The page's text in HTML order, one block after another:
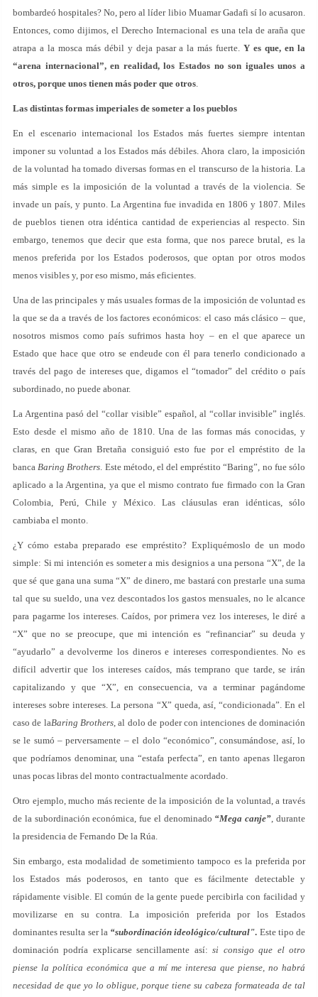
bombardeó hospitales? No, pero al líder libio Muamar Gadafi sí lo acusaron.
Entonces, como dijimos, el Derecho Internacional es una tela de araña que
atrapa a la mosca más débil y deja pasar a la más fuerte.Y es que, en la
“arena internacional”, en realidad, los Estados no son iguales unos a
otros, porque unos tienen más poder que otros.
Las distintas formas imperiales de someter a los pueblos
En el escenario internacional los Estados más fuertes siempre intentan
imponer su voluntad a los Estados más débiles. Ahora claro, la imposición
de la voluntad ha tomado diversas formas en el transcurso de la historia. La
más simple es la imposición de la voluntad a través de la violencia. Se
invade un país, y punto. La Argentina fue invadida en 1806 y 1807. Miles
de pueblos tienen otra idéntica cantidad de experiencias al respecto. Sin
embargo, tenemos que decir que esta forma, que nos parece brutal, es la
menos preferida por los Estados poderosos, que optan por otros modos
menos visibles y, por eso mismo, más eficientes.
Una de las principales y más usuales formas de la imposición de voluntad es
la que se da a través de los factores económicos: el caso más clásico – que,
nosotros mismos como país sufrimos hasta hoy – en el que aparece un
Estado que hace que otro se endeude con él para tenerlo condicionado a
través del pago de intereses que, digamos el “tomador” del crédito o país
subordinado, no puede abonar.
La Argentina pasó del “collar visible” español, al “collar invisible” inglés.
Esto desde el mismo año de 1810. Una de las formas más conocidas, y
claras, en que Gran Bretaña consiguió esto fue por el empréstito de la
bancaBaring Brothers. Este método, el del empréstito “Baring”, no fue sólo
aplicado a la Argentina, ya que el mismo contrato fue firmado con la Gran
Colombia, Perú, Chile y México. Las cláusulas eran idénticas, sólo
cambiaba el monto.
¿Y cómo estaba preparado ese empréstito? Expliquémoslo de un modo
simple: Si mi intención es someter a mis designios a una persona “X”, de la
que sé que gana una suma “X” de dinero, me bastará con prestarle una suma
tal que su sueldo, una vez descontados los gastos mensuales, no le alcance
para pagarme los intereses. Caídos, por primera vez los intereses, le diré a
“X” que no se preocupe, que mi intención es “refinanciar” su deuda y
“ayudarlo” a devolverme los dineros e intereses correspondientes. No es
difícil advertir que los intereses caídos, más temprano que tarde, se irán
capitalizando y que “X”, en consecuencia, va a terminar pagándome
intereses sobre intereses. La persona “X” queda, así, “condicionada”. En el
caso de laBaring Brothers, al dolo de poder con intenciones de dominación
se le sumó – perversamente – el dolo “económico”, consumándose, así, lo
que podríamos denominar, una “estafa perfecta”, en tanto apenas llegaron
unas pocas libras del monto contractualmente acordado.
Otro ejemplo, mucho más reciente de la imposición de la voluntad, a través
de la subordinación económica, fue el denominado “Mega canje”, durante
la presidencia de Fernando De la Rúa.
Sin embargo, esta modalidad de sometimiento tampoco es la preferida por
los Estados más poderosos, en tanto que es fácilmente detectable y
rápidamente visible. El común de la gente puede percibirla con facilidad y
movilizarse en su contra. La imposición preferida por los Estados
dominantes resulta ser la “subordinación ideológico/cultural". Este tipo de
dominación podría explicarse sencillamente así:si consigo que el otro
piense la política económica que a mí me interesa que piense, no habrá
necesidad de que yo lo obligue, porque tiene su cabeza formateada de tal